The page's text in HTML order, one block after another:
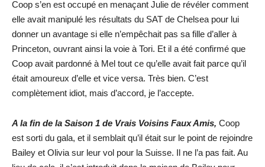
Coop s’en est occupé en menaçant Julie de révéler comment
elle avait manipulé les résultats du SAT de Chelsea pour lui
donner un avantage si elle n’empêchait pas sa fille d’aller à
Princeton, ouvrant ainsi la voie à Tori. Et il a été confirmé que
Coop avait pardonné à Mel tout ce qu’elle avait fait parce qu’il
était amoureux d’elle et vice versa. Très bien. C’est
complètement idiot, mais d’accord, je l’accepte.
A la fin de la Saison 1 de Vrais Voisins Faux Amis, Coop
est sorti du gala, et il semblait qu’il était sur le point de rejoindre
Bailey et Olivia sur leur vol pour la Suisse. Il ne l’a pas fait. Au